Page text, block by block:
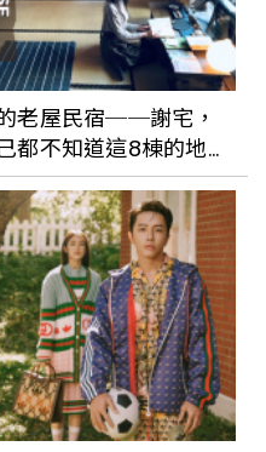
就住這！馬祖特色住宿總
建築、海景第一排美景，
島時光
！到馬祖莒光享受歲月靜
人的離離離島隱居生活
藝術島開展！從返鄉視角
生活光景
老屋民宿──謝宅，
都不知道這8棟的地